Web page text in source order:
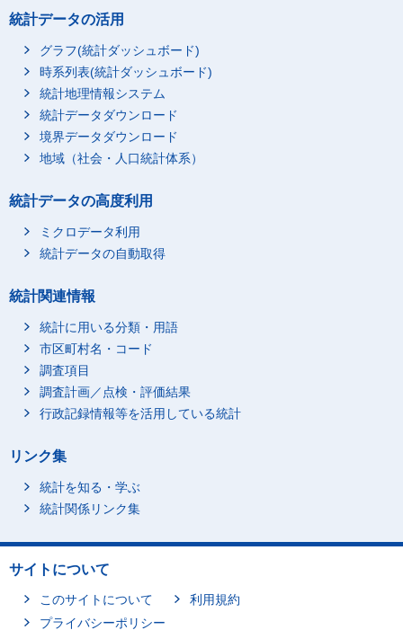
統計データの活用
グラフ(統計ダッシュボード)
時系列表(統計ダッシュボード)
統計地理情報システム
統計データダウンロード
境界データダウンロード
地域（社会・人口統計体系）
統計データの高度利用
ミクロデータ利用
統計データの自動取得
統計関連情報
統計に用いる分類・用語
市区町村名・コード
調査項目
調査計画／点検・評価結果
行政記録情報等を活用している統計
リンク集
統計を知る・学ぶ
統計関係リンク集
サイトについて
このサイトについて
利用規約
プライバシーポリシー